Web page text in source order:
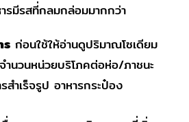
ารมีรสที่กลมกล่อมมากกว่า
รก่อนใช้ให้อ่านดูปริมาณโซเดียม
นวนหน่วยบริโภคต่อห่อ/ภาชนะ
สำเร็จรูป อาหารกระป๋อง